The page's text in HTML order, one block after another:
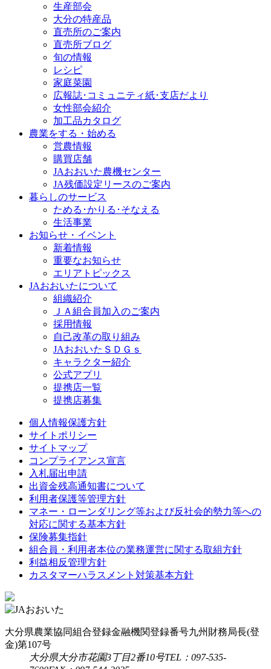
生産部会
大分の特産品
直売所のご案内
直売所ブログ
旬の情報
レシピ
家庭菜園
広報誌･コミュニティ紙･支店だより
女性部会紹介
加工品カタログ
農業をする・始める
営農情報
購買店舗
JAおおいた農機センター
JA残価設定リースのご案内
暮らしのサービス
ためる･かりる･そなえる
生活事業
お知らせ・イベント
新着情報
重要なお知らせ
エリアトピックス
JAおおいたについて
組織紹介
ＪＡ組合員加入のご案内
採用情報
自己改革の取り組み
JAおおいたＳＤＧｓ
キャラクター紹介
公式アプリ
提携店一覧
提携店募集
個人情報保護方針
サイトポリシー
サイトマップ
コンプライアンス宣言
入札届出申請
出資金残高通知書について
利用者保護等管理方針
マネー・ローンダリング等および反社会的勢力等への
対応に関する基本方針
保険募集指針
組合員・利用者本位の業務運営に関する取組方針
利益相反管理方針
カスタマーハラスメント対策基本方針
大分県農業協同組合登録金融機関登録番号九州財務局長(登
金)第107号
大分県大分市花園3丁目2番10号TEL：097-535-